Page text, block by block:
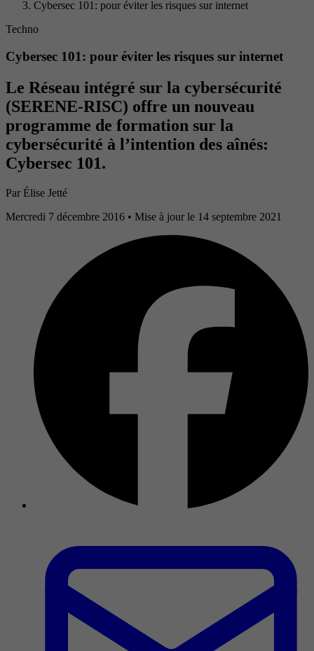
Cybersec 101: pour éviter les risques sur internet
Techno
Cybersec 101: pour éviter les risques sur internet
Le Réseau intégré sur la cybersécurité
(SERENE-RISC) offre un nouveau
programme de formation sur la
cybersécurité à l’intention des aînés:
Cybersec 101.
Par Élise Jetté
Mercredi 7 décembre 2016 • Mise à jour le 14 septembre 2021